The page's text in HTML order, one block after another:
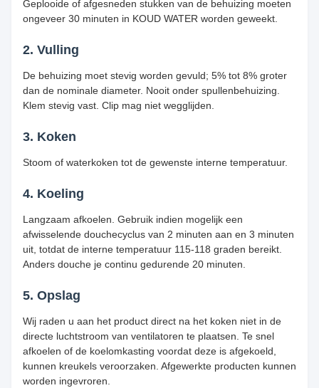
Geplooide of afgesneden stukken van de behuizing moeten
ongeveer 30 minuten in KOUD WATER worden geweekt.
2. Vulling
De behuizing moet stevig worden gevuld; 5% tot 8% groter
dan de nominale diameter. Nooit onder spullenbehuizing.
Klem stevig vast. Clip mag niet wegglijden.
3. Koken
Stoom of waterkoken tot de gewenste interne temperatuur.
4. Koeling
Langzaam afkoelen. Gebruik indien mogelijk een
afwisselende douchecyclus van 2 minuten aan en 3 minuten
uit, totdat de interne temperatuur 115-118 graden bereikt.
Anders douche je continu gedurende 20 minuten.
5. Opslag
Wij raden u aan het product direct na het koken niet in de
directe luchtstroom van ventilatoren te plaatsen. Te snel
afkoelen of de koelomkasting voordat deze is afgekoeld,
kunnen kreukels veroorzaken. Afgewerkte producten kunnen
worden ingevroren.